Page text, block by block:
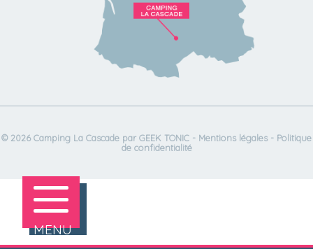
© 2026 Camping La Cascade par GEEK TONIC - Mentions légales - Politique
de confidentialité